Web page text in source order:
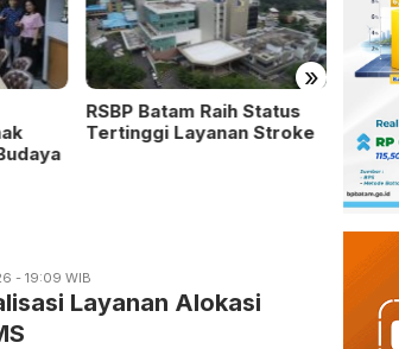
»
RSBP Batam Raih Status
Tertinggi Layanan Stroke
Bola
Nanti
- 19:09 WIB
Layanan Alokasi